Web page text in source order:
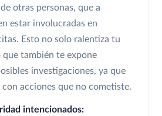
otras personas, que a
estar involucradas en
Esto no solo ralentiza tu
que también te expone
investigaciones, ya que
con acciones que no cometiste.
intencionados: